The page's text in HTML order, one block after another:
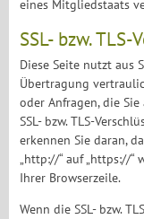
eines Mitgliedstaats
SSL- bzw.
Diese Seite nutzt aus
Übertragung
oder Anfragen, die
SSL- bzw. TLS-
erkennen Sie daran,
„http://“ auf „https://“
Ihrer Browserzeile.
Wenn die SSL- bzw.